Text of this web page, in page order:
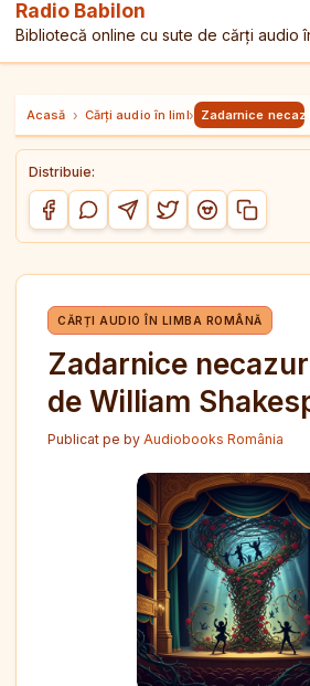
Radio Babilon
Bibliotecă online cu sute de cărți audio
Acasă › Cărți audio în limba română
› Zadarnice
Distribuie:
Distribuie pe Facebook
Distribuie pe WhatsApp
Distribuie pe Telegram
Distribuie pe
Distribuie pe
Copiază
CĂRȚI AUDIO ÎN LIMBA ROMÂNĂ
Zadarnice
de William
Publicat pe by Audiobooks România